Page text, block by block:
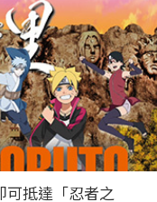
可抵達「忍者之